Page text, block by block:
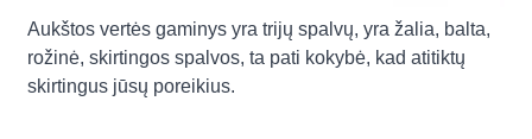
Aukštos vertės gaminys yra trijų spalvų, yra žalia, balta,
rožinė, skirtingos spalvos, ta pati kokybė, kad atitiktų
skirtingus jūsų poreikius.